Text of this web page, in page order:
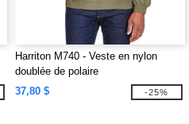
Harriton M740 - Veste en nylon
doublée de polaire
37,80 $
-25%